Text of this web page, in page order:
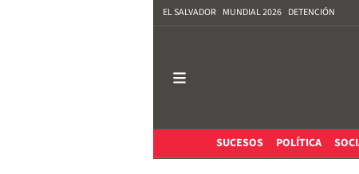
EL SALVADOR MUNDIAL 2026 DETENCIÓN
SUCESOS
POLÍTICA